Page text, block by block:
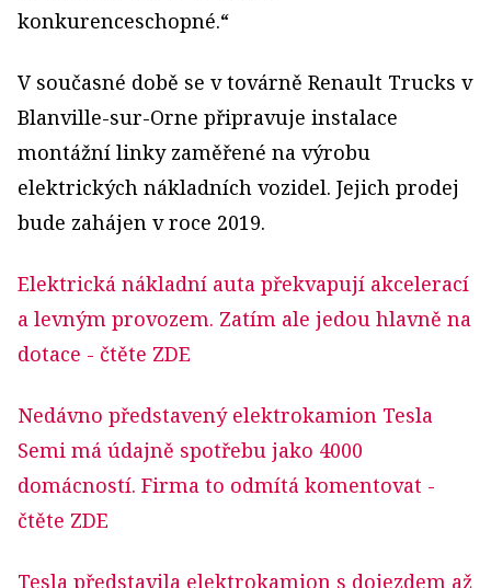
konkurenceschopné.“
V současné době se v továrně Renault Trucks v
Blanville-sur-Orne připravuje instalace
montážní linky zaměřené na výrobu
elektrických nákladních vozidel. Jejich prodej
bude zahájen v roce 2019.
Elektrická nákladní auta překvapují akcelerací
a levným provozem. Zatím ale jedou hlavně na
dotace - čtěte ZDE
Nedávno představený elektrokamion Tesla
Semi má údajně spotřebu jako 4000
domácností. Firma to odmítá komentovat -
čtěte ZDE
Tesla představila elektrokamion s dojezdem až